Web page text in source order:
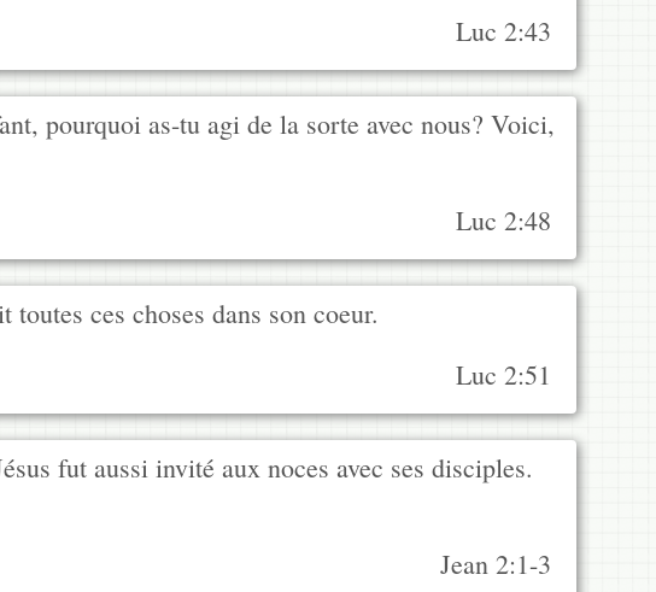
Luc 2:43
pourquoi as-tu agi de la sorte avec nous? Voici,
Luc 2:48
toutes ces choses dans son coeur.
Luc 2:51
fut aussi invité aux noces avec ses disciples.
Jean 2:1-3